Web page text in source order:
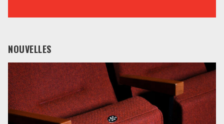
NOUVELLES